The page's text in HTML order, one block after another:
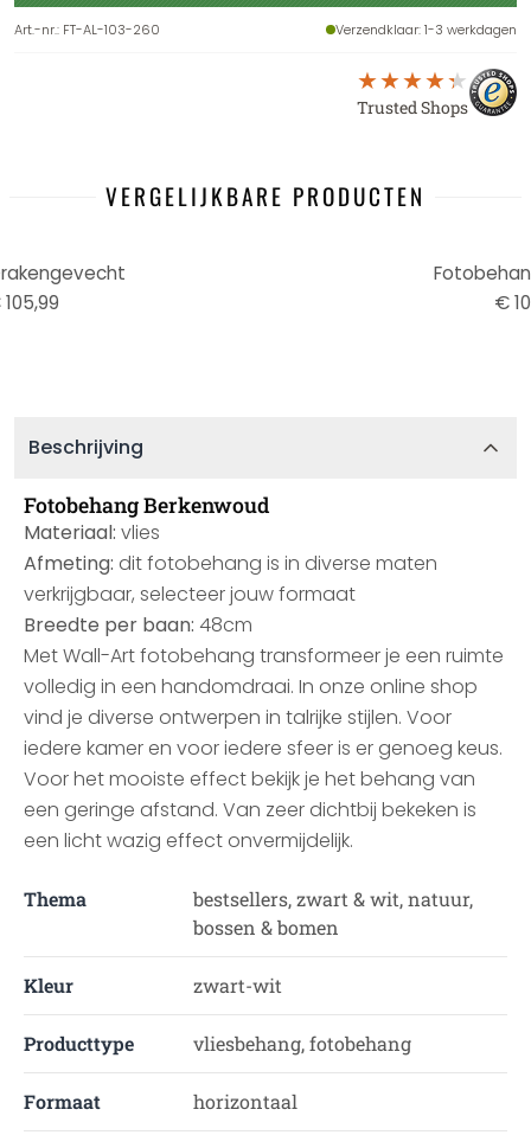
Art.-nr.: FT-AL-103-260 Verzendklaar: 1-3 werkdagen
Trusted Shops
VERGELIJKBARE PRODUCTEN
€
Beschrijving
Fotobehang Berkenwoud
Materiaal: vlies
Afmeting: dit fotobehang is in diverse maten
verkrijgbaar, selecteer jouw formaat
Breedte per baan: 48cm
Met Wall-Art fotobehang transformeer je een ruimte
volledig in een handomdraai. In onze online shop
vind je diverse ontwerpen in talrijke stijlen. Voor
iedere kamer en voor iedere sfeer is er genoeg keus.
Voor het mooiste effect bekijk je het behang van
een geringe afstand. Van zeer dichtbij bekeken is
een licht wazig effect onvermijdelijk.
Thema
bestsellers, zwart & wit, natuur,
bossen & bomen
Kleur zwart-wit
Producttype vliesbehang, fotobehang
Formaat horizontaal